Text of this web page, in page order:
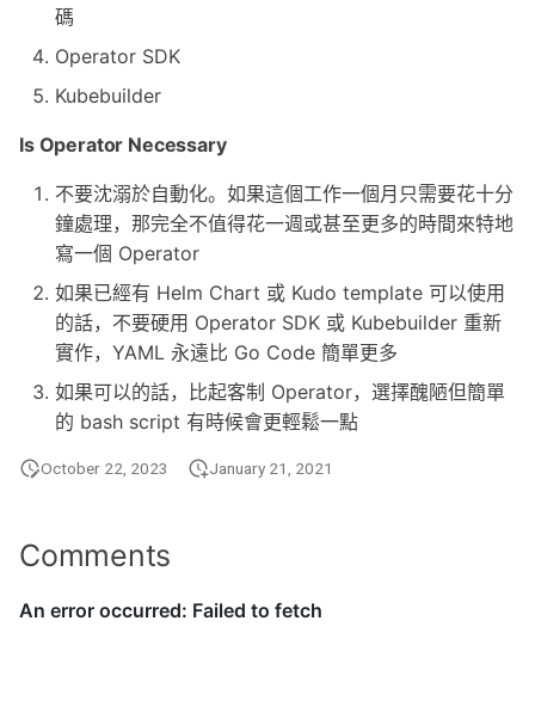
碼
Operator SDK
Kubebuilder
Is Operator Necessary
不要沈溺於自動化。如果這個工作一個月只需要花十分
鐘處理，那完全不值得花一週或甚至更多的時間來特地
寫一個 Operator
如果已經有 Helm Chart 或 Kudo template 可以使用
的話，不要硬用 Operator SDK 或 Kubebuilder 重新
實作，YAML 永遠比 Go Code 簡單更多
如果可以的話，比起客制 Operator，選擇醜陋但簡單
的 bash script 有時候會更輕鬆一點
October 22, 2023 January 21, 2021
Comments